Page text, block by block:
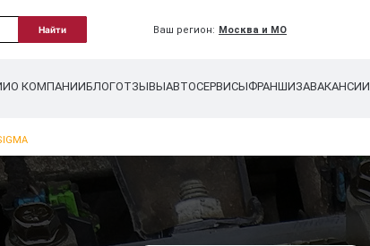
Найти Ваш регион: Москва и МО
О КОМПАНИИБЛОГОТЗЫВЫАВТОСЕРВИСЫФРАНШИЗАВАКАНСИИ